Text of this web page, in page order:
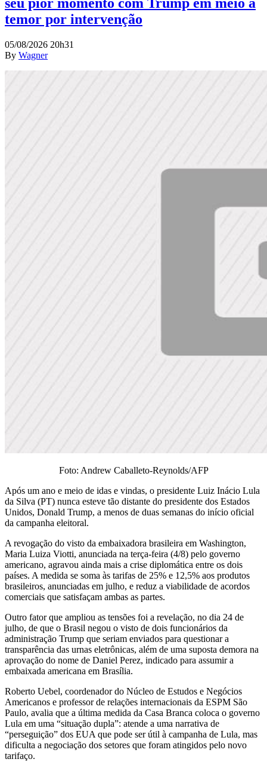
seu pior momento com Trump em meio a
temor por intervenção
05/08/2026 20h31
By Wagner
Foto: Andrew Caballeto-Reynolds/AFP
Após um ano e meio de idas e vindas, o presidente Luiz Inácio Lula
da Silva (PT) nunca esteve tão distante do presidente dos Estados
Unidos, Donald Trump, a menos de duas semanas do início oficial
da campanha eleitoral.
A revogação do visto da embaixadora brasileira em Washington,
Maria Luiza Viotti, anunciada na terça-feira (4/8) pelo governo
americano, agravou ainda mais a crise diplomática entre os dois
países. A medida se soma às tarifas de 25% e 12,5% aos produtos
brasileiros, anunciadas em julho, e reduz a viabilidade de acordos
comerciais que satisfaçam ambas as partes.
Outro fator que ampliou as tensões foi a revelação, no dia 24 de
julho, de que o Brasil negou o visto de dois funcionários da
administração Trump que seriam enviados para questionar a
transparência das urnas eletrônicas, além de uma suposta demora na
aprovação do nome de Daniel Perez, indicado para assumir a
embaixada americana em Brasília.
Roberto Uebel, coordenador do Núcleo de Estudos e Negócios
Americanos e professor de relações internacionais da ESPM São
Paulo, avalia que a última medida da Casa Branca coloca o governo
Lula em uma “situação dupla”: atende a uma narrativa de
“perseguição” dos EUA que pode ser útil à campanha de Lula, mas
dificulta a negociação dos setores que foram atingidos pelo novo
tarifaço.